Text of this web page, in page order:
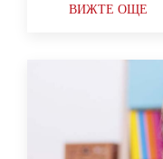
ВИЖТЕ ОЩЕ